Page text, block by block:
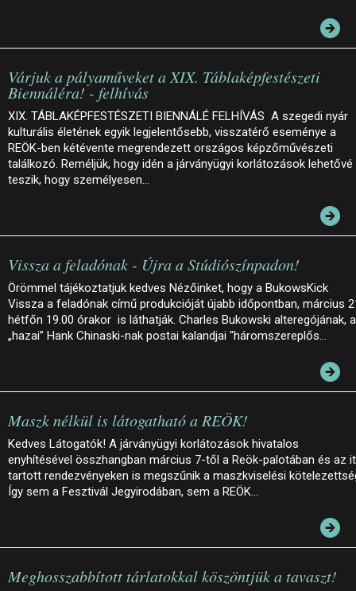
Várjuk a pályaműveket a XIX. Táblaképfestészeti
Biennáléra! - felhívás
XIX. TÁBLAKÉPFESTÉSZETI BIENNÁLÉ FELHÍVÁS A szegedi nyár
kulturális életének egyik legjelentősebb, visszatérő eseménye a
REÖK-ben kétévente megrendezett országos képzőművészeti
találkozó. Reméljük, hogy idén a járványügyi korlátozások lehetővé
teszik, hogy személyesen…
Vissza a feladónak - Újra a Stúdiószínpadon!
Örömmel tájékoztatjuk kedves Nézőinket, hogy a BukowsKick
Vissza a feladónak című produkcióját újabb időpontban, március
hétfőn 19.00 órakor is láthatják. Charles Bukowski alteregójának, a
„hazai” Hank Chinaski-nak postai kalandjai "háromszereplős…
Maszk nélkül is látogatható a REÖK!
Kedves Látogatók! A járványügyi korlátozások hivatalos
enyhítésével összhangban március 7-től a Reök-palotában és az
tartott rendezvényeken is megszűnik a maszkviselési
Így sem a Fesztivál Jegyirodában, sem a REÖK…
Meghosszabbított tárlatokkal köszöntjük a tavaszt!